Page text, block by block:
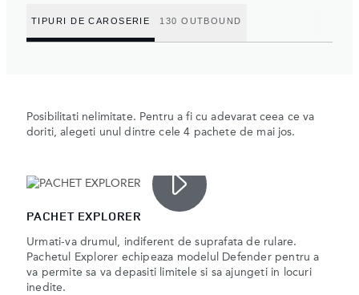
TIPURI DE CAROSERIE 130 OUTBOUND
Posibilitati nelimitate. Pentru a fi cu adevarat ceea ce va
doriti, alegeti unul dintre cele 4 pachete de mai jos.
PACHET EXPLORER
Urmati-va drumul, indiferent de suprafata de rulare.
Pachetul Explorer echipeaza modelul Defender pentru a
va permite sa va depasiti limitele si sa ajungeti in locuri
inedite.